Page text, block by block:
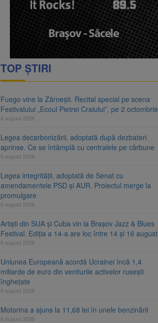
TOP ȘTIRI
Fuego vine la Zărnești. Recital special pe scena
Festivalului „Ecoul Pietrei Craiului”, pe 2 octombrie
6 august 2026
Legea decarbonizării, adoptată după dezbateri
aprinse. Ce se întâmplă cu centralele pe cărbune
6 august 2026
Legea integrității, adoptată de Senat cu
amendamentele PSD și AUR. Proiectul merge la
promulgare
6 august 2026
Artiști din SUA și Cuba vin la Brașov Jazz & Blues
Festival. Ediția a 14-a are loc între 14 și 16 august
6 august 2026
Uniunea Europeană acordă Ucrainei încă 1,4
miliarde de euro din veniturile activelor rusești
înghețate
6 august 2026
Motorina a ajuns la 11,68 lei în unele benzinării
6 august 2026